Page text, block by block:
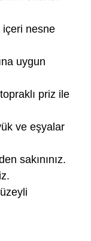
içeri nesne
uygun
priz ile
ve eşyalar
sakınınız.